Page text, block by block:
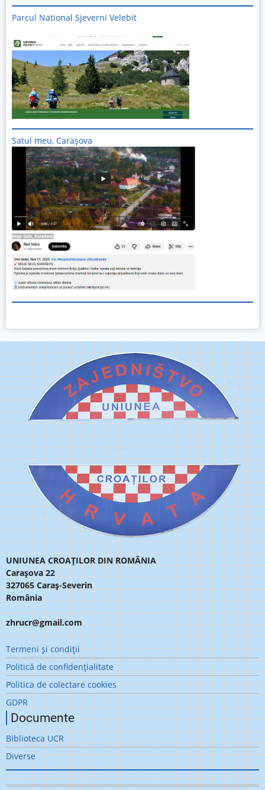
Parcul National Sjeverni Velebit
Imagine
Satul meu, Carașova
UNIUNEA CROAȚILOR DIN ROMÂNIA
Carașova 22
327065 Caraș-Severin
România
zhrucr@gmail.com
Meniu
subsol
Termeni şi condiţii
Politică de confidenţialitate
Politica de colectare cookies
GDPR
Documente
Biblioteca UCR
Diverse